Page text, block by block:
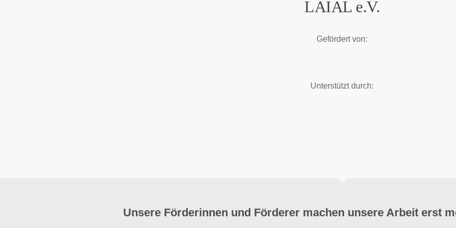
LAIAL e.V.
Gefördert von:
Unterstützt durch:
Unsere Förderinnen und Förderer machen unsere Arbeit erst